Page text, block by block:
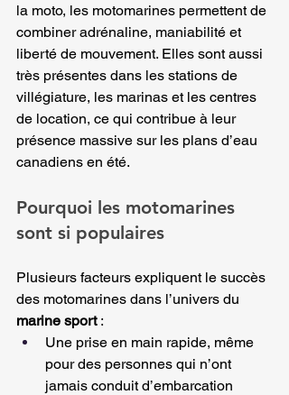
la moto, les motomarines permettent de
combiner adrénaline, maniabilité et
liberté de mouvement. Elles sont aussi
très présentes dans les stations de
villégiature, les marinas et les centres
de location, ce qui contribue à leur
présence massive sur les plans d’eau
canadiens en été.
Pourquoi les motomarines
sont si populaires
Plusieurs facteurs expliquent le succès
des motomarines dans l’univers du
marine sport :
Une prise en main rapide, même
pour des personnes qui n’ont
jamais conduit d’embarcation